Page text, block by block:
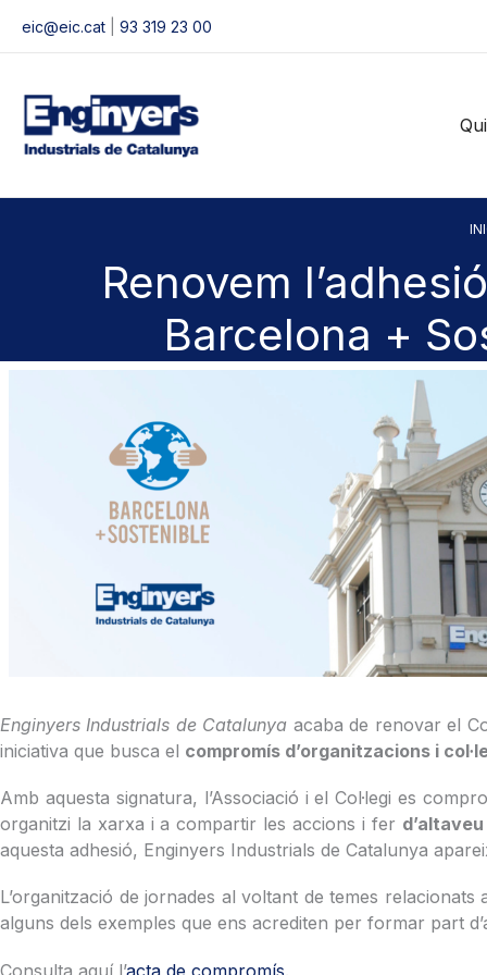
eic@eic.cat 93 319 23 00
Renovem
Barcelona +
Enginyers Industrials de Catalunya acaba de renovar el
iniciativa que busca el compromís d’organitzacions i
Amb aquesta signatura, l’Associació i el Col·legi es
organitzi la xarxa i a compartir les accions i fer
aquesta adhesió, Enginyers Industrials de Catalunya
L’organització de jornades al voltant de temes
alguns dels exemples que ens acrediten per formar part
Consulta aquí l’acta de compromís.